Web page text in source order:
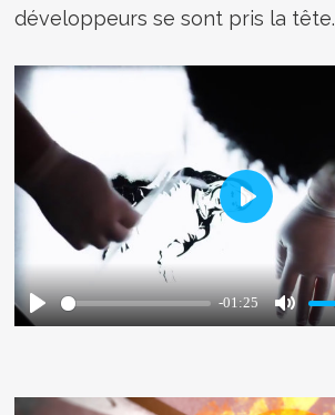
développeurs se sont pris la tête.